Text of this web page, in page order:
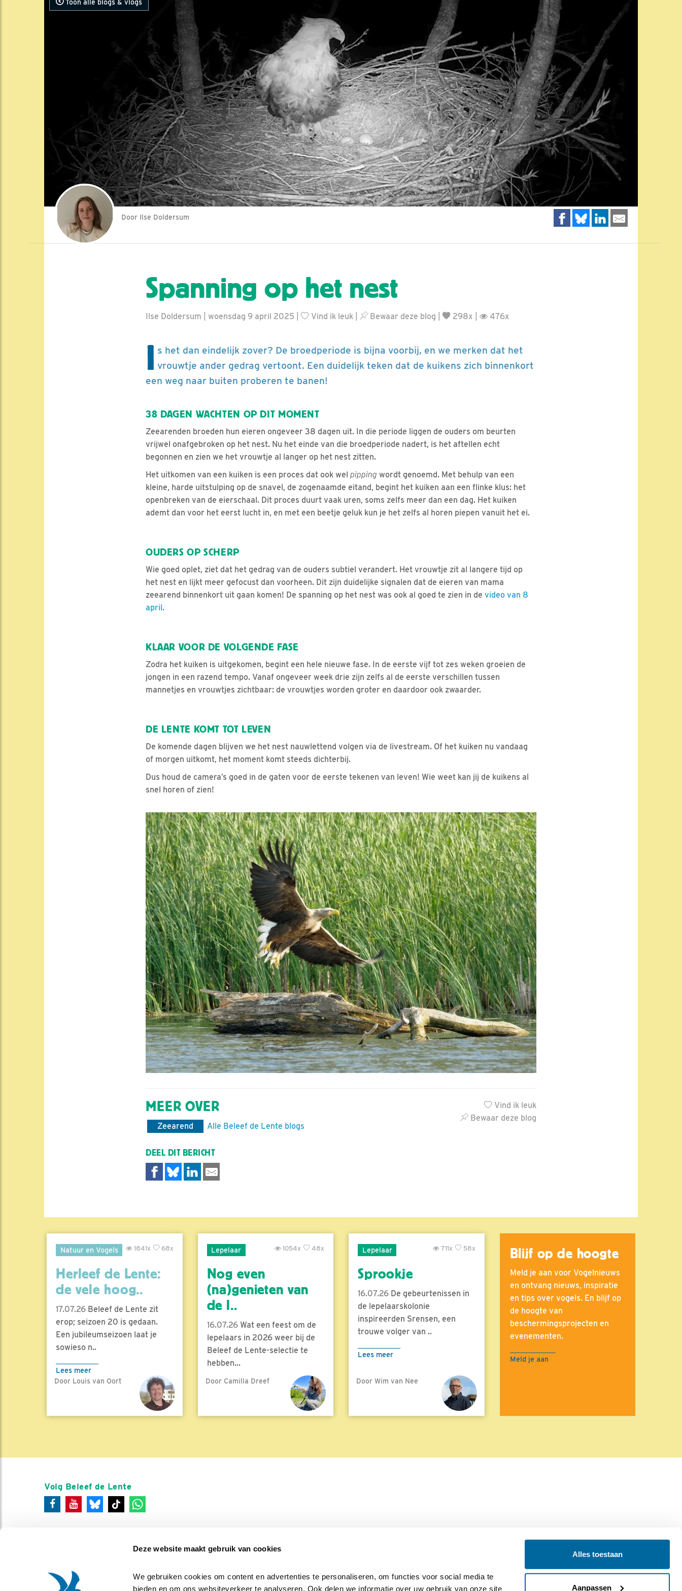
Deze website maakt gebruik van cookies
We gebruiken cookies om content en advertenties te personaliseren, om functies voor social media te
bieden en om ons websiteverkeer te analyseren. Ook delen we informatie over uw gebruik van onze site
Alles toestaan
Aanpassen
Toon alle blogs & vlogs
Door Ilse Doldersum
Spanning op het nest
Ilse Doldersum | woensdag 9 april 2025 | Vind ik leuk Bewaar deze blog 298x | 476x
I s het dan eindelijk zover? De broedperiode is bijna voorbij, en we merken dat het
vrouwtje ander gedrag vertoont. Een duidelijk teken dat de kuikens zich binnenkort
een weg naar buiten proberen te banen!
38 DAGEN WACHTEN OP DIT MOMENT
Zeearenden broeden hun eieren ongeveer 38 dagen uit. In die periode liggen de ouders om beurten
vrijwel onafgebroken op het nest. Nu het einde van die broedperiode nadert, is het aftellen echt
begonnen en zien we het vrouwtje al langer op het nest zitten.
Het uitkomen van een kuiken is een proces dat ook wel pipping wordt genoemd. Met behulp van een
kleine, harde uitstulping op de snavel, de zogenaamde eitand, begint het kuiken aan een flinke klus: het
openbreken van de eierschaal. Dit proces duurt vaak uren, soms zelfs meer dan een dag. Het kuiken
ademt dan voor het eerst lucht in, en met een beetje geluk kun je het zelfs al horen piepen vanuit het ei.
OUDERS OP SCHERP
Wie goed oplet, ziet dat het gedrag van de ouders subtiel verandert. Het vrouwtje zit al langere tijd op
het nest en lijkt meer gefocust dan voorheen. Dit zijn duidelijke signalen dat de eieren van mama
zeearend binnenkort uit gaan komen! De spanning op het nest was ook al goed te zien in de video van 8
april.
KLAAR VOOR DE VOLGENDE FASE
Zodra het kuiken is uitgekomen, begint een hele nieuwe fase. In de eerste vijf tot zes weken groeien de
jongen in een razend tempo. Vanaf ongeveer week drie zijn zelfs al de eerste verschillen tussen
mannetjes en vrouwtjes zichtbaar: de vrouwtjes worden groter en daardoor ook zwaarder.
DE LENTE KOMT TOT LEVEN
De komende dagen blijven we het nest nauwlettend volgen via de livestream. Of het kuiken nu vandaag
of morgen uitkomt, het moment komt steeds dichterbij.
Dus houd de camera’s goed in de gaten voor de eerste tekenen van leven! Wie weet kan jij de kuikens al
snel horen of zien!
Vind ik leuk
Bewaar deze blog
MEER OVER
Zeearend Alle Beleef de Lente blogs
DEEL DIT BERICHT
Natuur en Vogels 68x
1841x
Herleef de Lente:
de vele hoog..
17.07.26 Beleef de Lente zit
erop; seizoen 20 is gedaan.
Een jubileumseizoen laat je
sowieso n..
Lees meer
Door Louis van Oort
Lepelaar 48x
1054x
Nog even
(na)genieten van
de l..
16.07.26Wat een feest om de
lepelaars in 2026 weer bij de
Beleef de Lente-selectie te
hebben...
Lees meer
Door Camilla Dreef
Lepelaar 58x
711x
Sprookje
16.07.26 De gebeurtenissen in
de lepelaarskolonie
inspireerden Srensen, een
trouwe volger van ..
Lees meer
Door Wim van Nee
Blijf op de hoogte
Meld je aan voor Vogelnieuws
en ontvang nieuws, inspiratie
en tips over vogels. En blijf op
de hoogte van
beschermingsprojecten en
evenementen.
Meld je aan
Volg Beleef de Lente
Colofon